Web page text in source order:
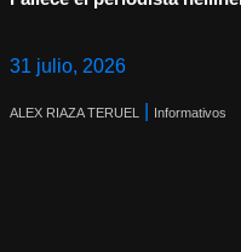
31 julio, 2026
ALEX RIAZA TERUEL Informativos